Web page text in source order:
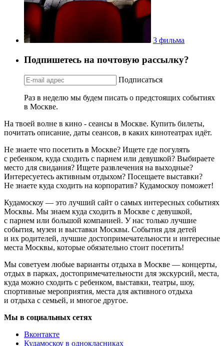
3 фильма
Подпишетесь на почтовую рассылку?
Подписаться
Раз в неделю мы будем писать о предстоящих событиях
в Москве.
На твоей волне в кино - сеансы в Москве. Купить билеты,
почитать описание, даты сеансов, в каких кинотеатрах идёт.
Не знаете что посетить в Москве? Ищете где погулять
с ребенком, куда сходить с парнем или девушкой? Выбираете
место для свидания? Ищете развлечения на выходные?
Интересуетесь активным отдыхом? Посещаете выставки?
Не знаете куда сходить на корпоратив? Кудамоскоу поможет!
Кудамоскоу — это лучший сайт о самых интересных событиях
Москвы. Мы знаем куда сходить в Москве с девушкой,
с парнем или большой компанией. У нас только лучшие
события, музеи и выставки Москвы. События для детей
и их родителей, лучшие достопримечательности и интересные
места Москвы, которые обязательно стоит посетить!
Мы советуем любые варианты отдыха в Москве — концерты,
отдых в парках, достопримечательности для экскурсий, места,
куда можно сходить с ребенком, выставки, театры, шоу,
спортивные мероприятия, места для активного отдыха
и отдыха с семьей, и многое другое.
Мы в социальных сетях
Вконтакте
Кудамоскоу в однокласниках